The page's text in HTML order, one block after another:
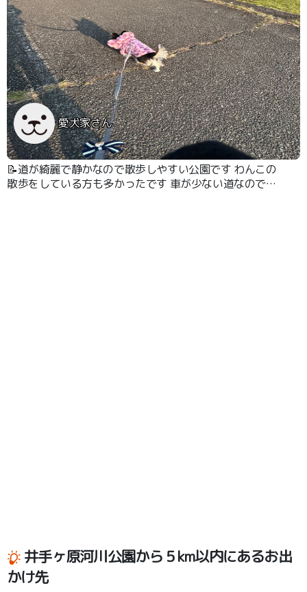
愛犬家さん
📝道が綺麗で静かなので散歩しやすい公園です わんこの
散歩をしている方も多かったです 車が少ない道なので安
井手ヶ原河川公園から５km以内にあるお出
かけ先